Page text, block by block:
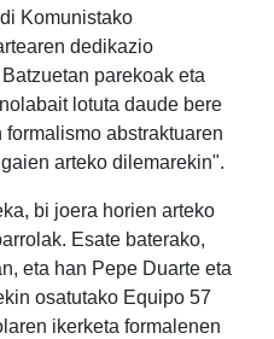
Komunistako
dedikazio
parekoak eta
lotuta daude bere
abstraktuaren
arteko dilemarekin".
bi joera horien arteko
Esate baterako,
eta han Pepe Duarte eta
osatutako Equipo 57
ikerketa formalenen